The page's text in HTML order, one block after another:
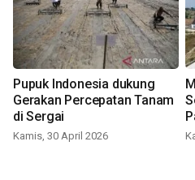
Pupuk Indonesia dukung
Gerakan Percepatan Tanam
di Sergai
Kamis, 30 April 2026